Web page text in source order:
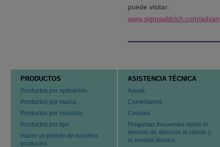
puede visitar:
www.sigmaaldrich.com/
PRODUCTOS
Productos por aplicación
Productos por marca
Productos por industria
Productos por tipo
Hacer un pedido de nuestros
productos
ASISTENCIA TÉCNICA
Ayuda
Comentarios
Cookies
Preguntas frecuentes sobre el
servicio de atención al cliente y
el servicio técnico